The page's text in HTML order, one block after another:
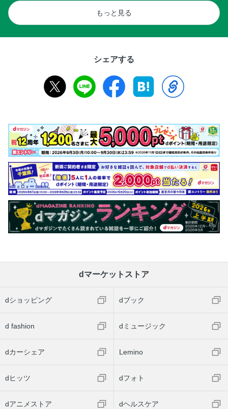
もっと見る
シェアする
dマーケットストア
dショッピング dブック
d fashion dミュージック
dカーシェア Lemino
dヒッツ dフォト
dアニメストア dヘルスケア